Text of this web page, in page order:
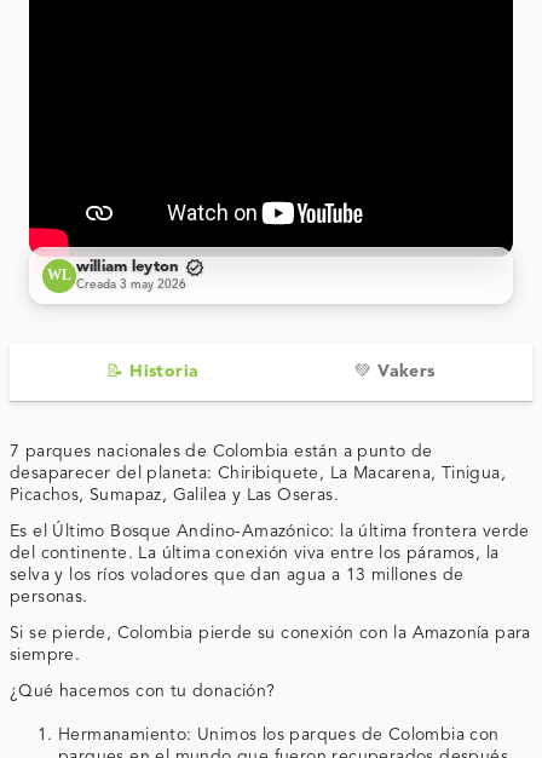
WL william leyton verified
Creada 3 may 2026
📝 Historia 💚 Vakers
7 parques nacionales de Colombia están a punto de
desaparecer del planeta: Chiribiquete, La Macarena, Tinigua,
Picachos, Sumapaz, Galilea y Las Oseras.
Es el Último Bosque Andino-Amazónico: la última frontera verde
del continente. La última conexión viva entre los páramos, la
selva y los ríos voladores que dan agua a 13 millones de
personas.
Si se pierde, Colombia pierde su conexión con la Amazonía para
siempre.
¿Qué hacemos con tu donación?
Hermanamiento: Unimos los parques de Colombia con